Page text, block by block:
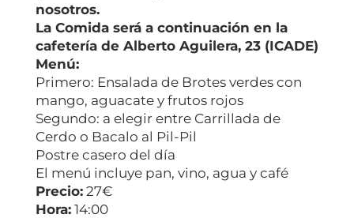
nosotros.
La Comida será a continuación en la
cafetería de Alberto Aguilera, 23 (ICADE)
Menú:
Primero: Ensalada de Brotes verdes con
mango, aguacate y frutos rojos
Segundo: a elegir entre Carrillada de
Cerdo o Bacalo al Pil-Pil
Postre casero del día
El menú incluye pan, vino, agua y café
Precio:27€
Hora: 14:00